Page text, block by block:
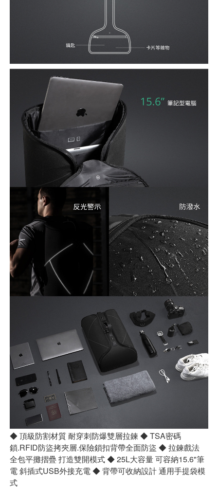
◆ 頂級防割材質 耐穿刺防爆雙層拉鍊 ◆ TSA密碼
鎖.RFID防盜拷夾層.保險鎖扣背帶全面防盜 ◆ 拉鍊戲法
全包平攤摺疊 打造雙開模式 ◆ 25L大容量 可容納15.6"筆
電 斜插式USB外接充電 ◆ 背帶可收納設計 通用手提袋模
式